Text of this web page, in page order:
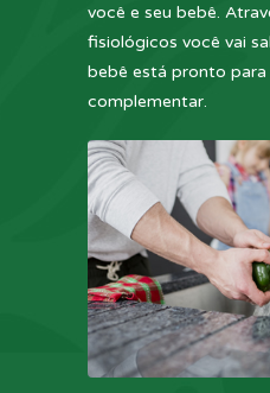
você e seu bebê.
fisiológicos você vai
bebê está pronto para
complementar.